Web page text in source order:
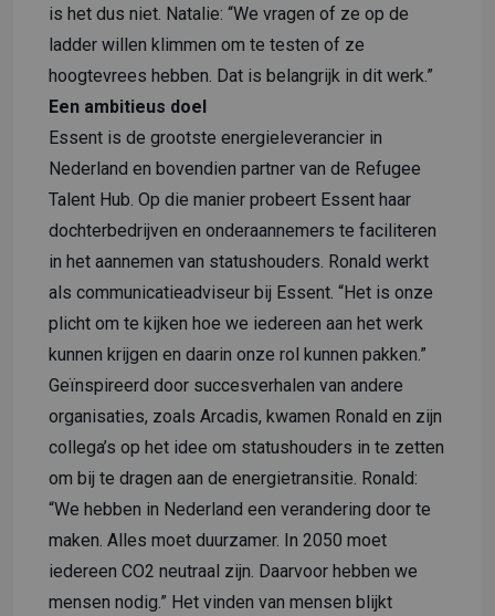
is het dus niet. Natalie: “We vragen of ze op de
ladder willen klimmen om te testen of ze
hoogtevrees hebben. Dat is belangrijk in dit werk.”
Een ambitieus doel
Essent is de grootste energieleverancier in
Nederland en bovendien partner van de Refugee
Talent Hub. Op die manier probeert Essent haar
dochterbedrijven en onderaannemers te faciliteren
in het aannemen van statushouders. Ronald werkt
als communicatieadviseur bij Essent. “Het is onze
plicht om te kijken hoe we iedereen aan het werk
kunnen krijgen en daarin onze rol kunnen pakken.”
Geïnspireerd door succesverhalen van andere
organisaties, zoals Arcadis, kwamen Ronald en zijn
collega’s op het idee om statushouders in te zetten
om bij te dragen aan de energietransitie. Ronald:
“We hebben in Nederland een verandering door te
maken. Alles moet duurzamer. In 2050 moet
iedereen CO2 neutraal zijn. Daarvoor hebben we
mensen nodig.” Het vinden van mensen blijkt